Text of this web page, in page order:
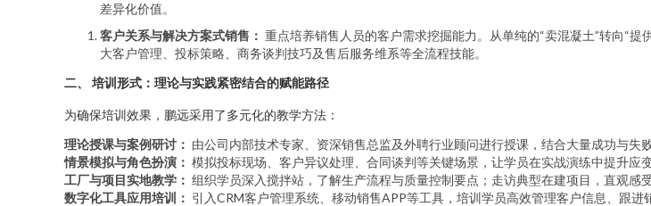
差异化价值。
客户关系与解决方案式销售： 重点培养销售人员的客户需求挖掘能力。从单纯的“卖混凝土”转向“
大客户管理、投标策略、商务谈判技巧及售后服务维系等全流程技能。
二、 培训形式：理论与实践紧密结合的赋能路径
为确保培训效果，鹏远采用了多元化的教学方法：
理论授课与案例研讨： 由公司内部技术专家、资深销售总监及外聘行业顾问进行授课，结合大量成功与失
情景模拟与角色扮演： 模拟投标现场、客户异议处理、合同谈判等关键场景，让学员在实战演练中提升应
工厂与项目实地教学： 组织学员深入搅拌站，了解生产流程与质量控制要点；走访典型在建项目，直观感
数字化工具应用培训： 引入CRM客户管理系统、移动销售APP等工具，培训学员高效管理客户信息、跟进